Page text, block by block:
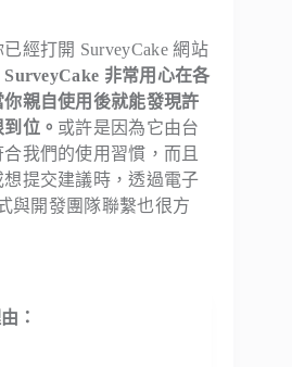
經打開 SurveyCake 網站
SurveyCake 非常用心在各
親自使用後就能發現許
位。 或許是因為它由台
我們的使用習慣，而且
提交建議時，透過電子
與開發團隊聯繫也很方
：